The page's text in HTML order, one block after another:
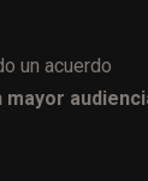
un acuerdo